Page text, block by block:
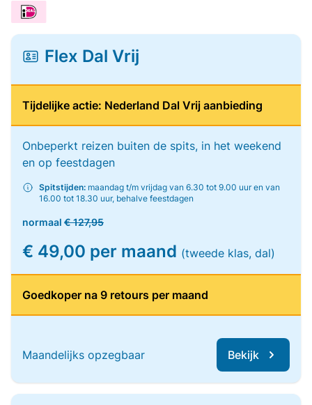
Flex Dal Vrij
Tijdelijke actie: Nederland Dal Vrij aanbieding
Onbeperkt reizen buiten de spits, in het weekend
en op feestdagen
Spitstijden: maandag t/m vrijdag van 6.30 tot 9.00 uur en van
16.00 tot 18.30 uur, behalve feestdagen
normaal € 127,95
€ 49,00 per maand (tweede klas, dal)
Goedkoper na 9 retours per maand
Maandelijks opzegbaar Bekijk